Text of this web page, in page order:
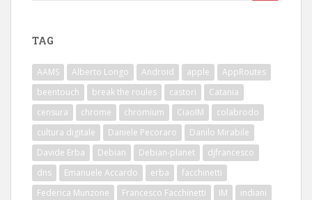
TAG
AAMS Alberto Longo Android apple
AppRoutes
beentouch
break the roules castori
Catania
censura
chrome chromium CiaoIM
colabrodo
cultura digitale
Daniele Pecoraro
Danilo Mirabile
Davide Erba
Debian Debian-planet
djfrancesco
dns
Emanuele Accardo erba
facchinetti
Federica Munzone
Francesco Facchinetti IM
indiani